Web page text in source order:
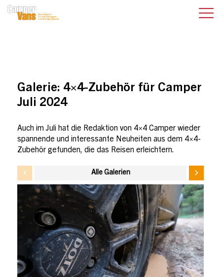
Galerie: 4×4-Zubehör für Camper
Juli 2024
Auch im Juli hat die Redaktion von 4×4 Camper wieder
spannende und interessante Neuheiten aus dem 4×4-
Zubehör gefunden, die das Reisen erleichtern.
Alle Galerien